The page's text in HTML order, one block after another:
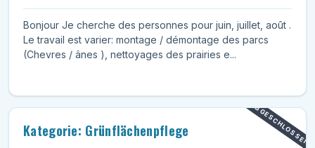
Bonjour Je cherche des personnes pour juin, juillet, août .
Le travail est varier: montage / démontage des parcs
(Chevres / ânes ), nettoyages des prairies e...
ABGESCHLOSSEN
Kategorie: Grünflächenpflege